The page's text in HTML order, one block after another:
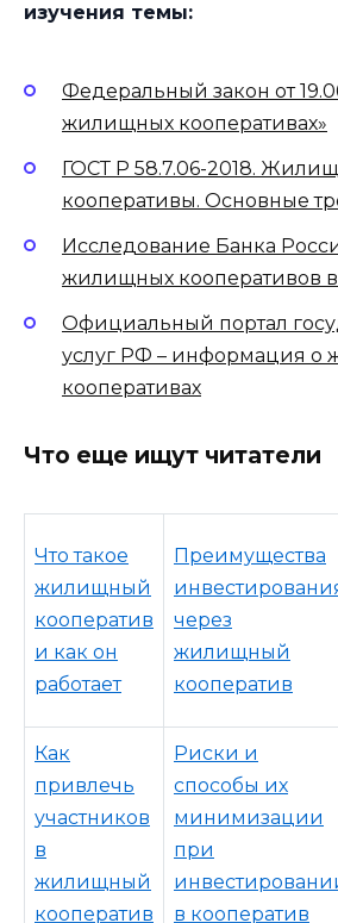
изучения темы:
Федеральный закон от
жилищных кооперативах»
ГОСТ Р 58.7.06-2018.
кооперативы. Основные
Исследование Банка
жилищных кооперативов
Официальный портал
услуг РФ – информация о
кооперативах
Что еще ищут читатели
Что такое
жилищный
кооператив
и как он
работает
Преимущества
через
жилищный
кооператив
Как
привлечь
участников
в
жилищный
кооператив
Риски и
способы их
минимизации
при
в кооператив